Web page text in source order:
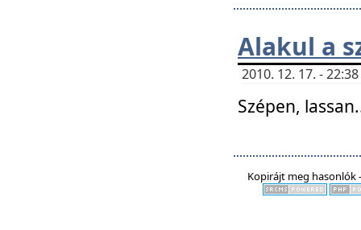
Alakul a
2010. 12. 17. -
Szépen,
Kopirájt meg hasonlók